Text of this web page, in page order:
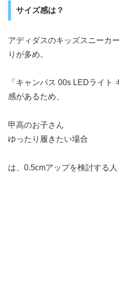
サイズ感は？
アディダスのキッズスニーカ
りが多め。
「キャンパス 00s LEDライト
感があるため、
甲高のお子さん
ゆったり履きたい場合
は、0.5cmアップを検討する人